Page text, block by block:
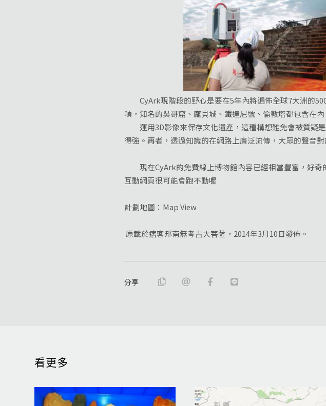
CyArk現階段的野心是要在5年內將遍佈全球7大洲的
項，知名的吳哥窟、龐貝城、鐵達尼號、倫敦塔都包含在
運用3D影像來保存文化遺產，這種構想難免會被質疑
得強。再者，透過知識的在網路上廣泛流傳，大眾的聲音
現在CyArk的免費線上博物館內容已經相當豐富，好奇
互動網頁很可能會跑不動喔
計劃地圖：Map View
原載於痞客邦南無考古大菩薩，2014年3月10日發佈。
分享
看更多